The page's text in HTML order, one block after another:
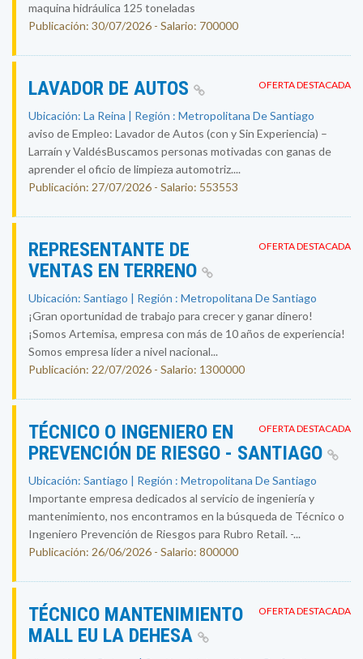
maquina hidráulica 125 toneladas
Publicación: 30/07/2026 - Salario: 700000
OFERTA DESTACADA
LAVADOR DE AUTOS
Ubicación: La Reina | Región : Metropolitana De Santiago
aviso de Empleo: Lavador de Autos (con y Sin Experiencia) –
Larraín y ValdésBuscamos personas motivadas con ganas de
aprender el oficio de limpieza automotriz....
Publicación: 27/07/2026 - Salario: 553553
OFERTA DESTACADA
REPRESENTANTE DE
VENTAS EN TERRENO
Ubicación: Santiago | Región : Metropolitana De Santiago
¡Gran oportunidad de trabajo para crecer y ganar dinero!
¡Somos Artemisa, empresa con más de 10 años de experiencia!
Somos empresa líder a nivel nacional...
Publicación: 22/07/2026 - Salario: 1300000
OFERTA DESTACADA
TÉCNICO O INGENIERO EN
PREVENCIÓN DE RIESGO - SANTIAGO
Ubicación: Santiago | Región : Metropolitana De Santiago
Importante empresa dedicados al servicio de ingeniería y
mantenimiento, nos encontramos en la búsqueda de Técnico o
Ingeniero Prevención de Riesgos para Rubro Retail. -...
Publicación: 26/06/2026 - Salario: 800000
OFERTA DESTACADA
TÉCNICO MANTENIMIENTO
MALL EU LA DEHESA